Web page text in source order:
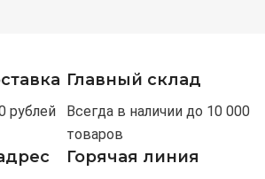
рублей
Главный склад
Всегда в наличии до 10 000
товаров
Горячая линия